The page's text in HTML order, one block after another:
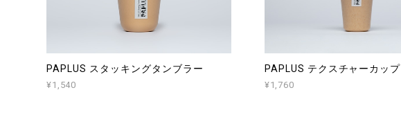
PAPLUS スタッキングタンブラー
¥1,540
PAPLUS テクスチャーカップ
¥1,760